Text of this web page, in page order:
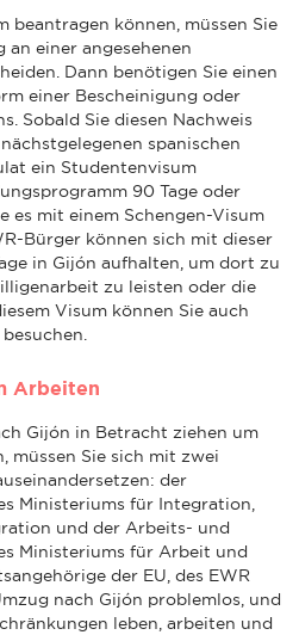
beantragen können, müssen Sie
einer angesehenen
Dann benötigen Sie einen
einer Bescheinigung oder
Sobald Sie diesen Nachweis
spanischen
ein Studentenvisum
90 Tage oder
es mit einem Schengen-Visum
Bürger können sich mit dieser
in Gijón aufhalten, um dort zu
zu leisten oder die
Visum können Sie auch
Arbeiten
Gijón in Betracht ziehen um
müssen Sie sich mit zwei
der
Ministeriums für Integration,
und der Arbeits- und
Ministeriums für Arbeit und
der EU, des EWR
nach Gijón problemlos, und
leben, arbeiten und